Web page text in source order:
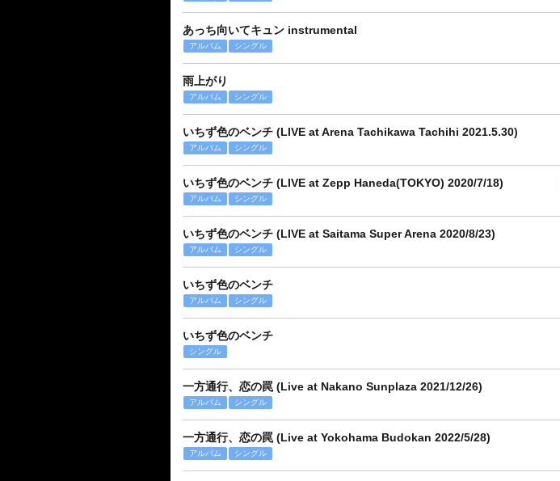
あっち向いてキュン instrumental
アルバム シングル
雨上がり
アルバム シングル
いちず色のベンチ (LIVE at Arena Tachikawa Tachihi 2021.5.30)
アルバム シングル
いちず色のベンチ (LIVE at Zepp Haneda(TOKYO) 2020/7/18)
アルバム シングル
いちず色のベンチ (LIVE at Saitama Super Arena 2020/8/23)
アルバム シングル
いちず色のベンチ
アルバム シングル
いちず色のベンチ
シングル
一方通行、恋の罠 (Live at Nakano Sunplaza 2021/12/26)
アルバム シングル
一方通行、恋の罠 (Live at Yokohama Budokan 2022/5/28)
アルバム シングル